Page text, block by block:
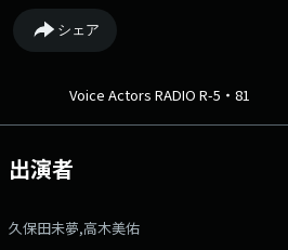
ます。 ----------------------------------- 【
す。】 都合により収録が、かなり先行し
がメッセージ投稿をされましてから かな
介することもございます。 どうかこの件
ト名だけしか書いていない投稿が 圧倒的
します。 リクエストでのエピソードも 添
す。】 さらにリスナーの輪を広げたいの
非、お願い申し上げます。 ●またX（ツイ
シェア
Voice Actors RADIO R-5・81
出演者
久保田未夢,高木美佑